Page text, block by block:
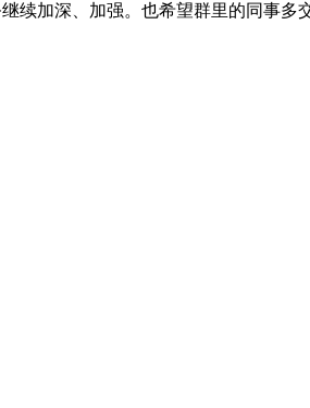
续加深、加强。也希望群里的同事多